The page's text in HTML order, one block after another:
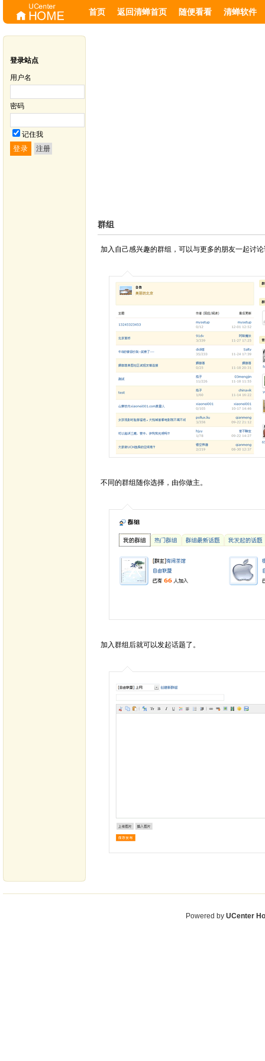
首页 返回清蝉首页 随便看看 清蝉软件
登录站点
用户名
密码
记住我
注册
群组
加入自己感兴趣的群组，可以与更多的朋友一起讨
不同的群组随你选择，由你做主。
加入群组后就可以发起话题了。
Powered by UCenter